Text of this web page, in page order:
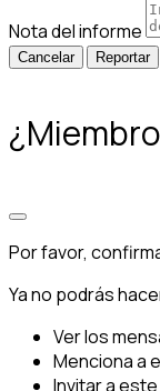
Nota del informe
Reportar
Por favor,
Ya no podrás
Ver los
Menciona a
Invitar a